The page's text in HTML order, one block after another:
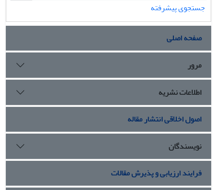
جستجوی پیشرفته
صفحه اصلی
مرور
اطلاعات نشریه
اصول اخلاقی انتشار مقاله
نویسندگان
فرایند ارزیابی و پذیرش مقالات